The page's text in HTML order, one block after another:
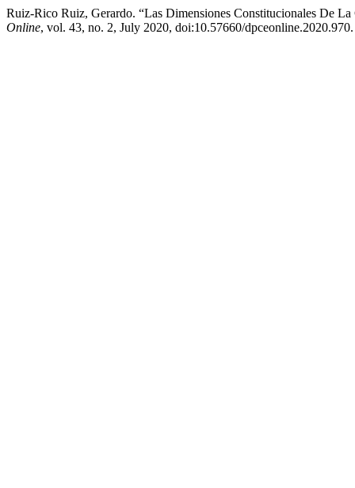
Ruiz-Rico Ruiz, Gerardo. “Las Dimensiones Constitucionales De
Online, vol. 43, no. 2, July 2020, doi:10.57660/dpceonline.2020.970.